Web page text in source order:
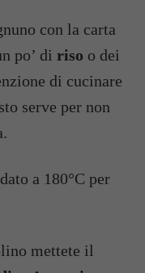
con la carta
po’ di riso o dei
di cucinare
serve per non
a 180°C per
mettete il